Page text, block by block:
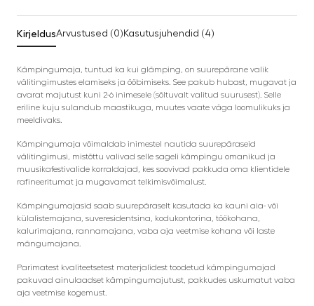
KirjeldusArvustused (0) Kasutusjuhendid (4)
Kämpingumaja, tuntud ka kui glämping, on suurepärane valik
välitingimustes elamiseks ja ööbimiseks. See pakub hubast, mugavat ja
avarat majutust kuni 2-6 inimesele (sõltuvalt valitud suurusest). Selle
eriline kuju sulandub maastikuga, muutes vaate väga loomulikuks ja
meeldivaks.
Kämpingumaja võimaldab inimestel nautida suurepäraseid
välitingimusi, mistõttu valivad selle sageli kämpingu omanikud ja
muusikafestivalide korraldajad, kes soovivad pakkuda oma klientidele
rafineeritumat ja mugavamat telkimisvõimalust.
Kämpingumajasid saab suurepäraselt kasutada ka kauni aia- või
külalistemajana, suveresidentsina, kodukontorina, töökohana,
kalurimajana, rannamajana, vaba aja veetmise kohana või laste
mängumajana.
Parimatest kvaliteetsetest materjalidest toodetud kämpingumajad
pakuvad ainulaadset kämpingumajutust, pakkudes uskumatut vaba
aja veetmise kogemust.